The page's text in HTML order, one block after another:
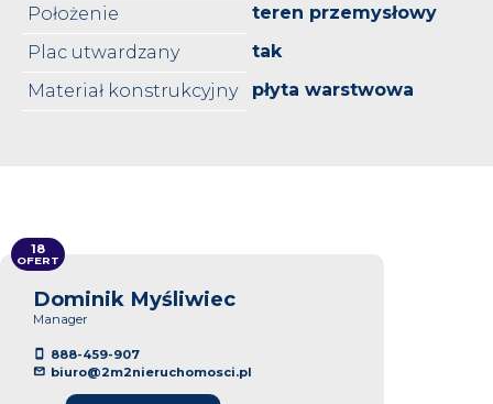
Położenie
teren przemysłowy
Plac utwardzany
tak
Materiał konstrukcyjny
płyta warstwowa
Dominik Myśliwiec
Manager
888-459-907
biuro@2m2nieruchomosci.pl
18
OFERT